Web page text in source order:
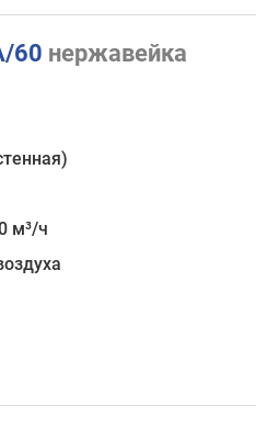
60 нержавейка
м³/ч